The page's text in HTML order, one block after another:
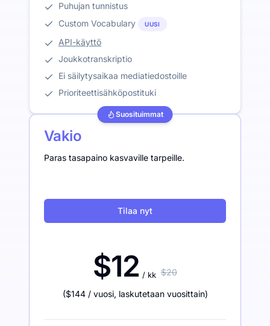
Puhujan tunnistus
Custom Vocabulary
UUSI
API-käyttö
Joukkotranskriptio
Ei säilytysaikaa mediatiedostoille
Prioriteettisähköpostituki
Suosituimmat
Vakio
Paras tasapaino kasvaville tarpeille.
Tilaa nyt
$12 / kk $20
($144 / vuosi, laskutetaan vuosittain)